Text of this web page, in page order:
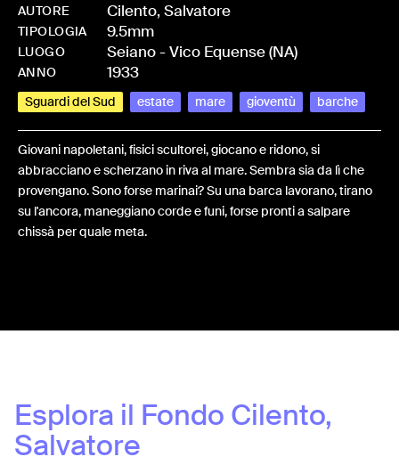
AUTORE Cilento, Salvatore
TIPOLOGIA 9.5mm
LUOGO Seiano - Vico Equense (NA)
ANNO 1933
Sguardi del Sud estate mare gioventù barche
Giovani napoletani, fisici scultorei, giocano e ridono, si
abbracciano e scherzano in riva al mare. Sembra sia da lì che
provengano. Sono forse marinai? Su una barca lavorano, tirano
su l'ancora, maneggiano corde e funi, forse pronti a salpare
chissà per quale meta.
Esplora il Fondo Cilento,
Salvatore